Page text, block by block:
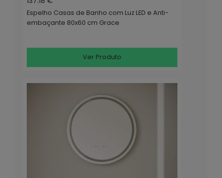
Espelho Casas de Banho com Luz LED e Anti-
embaçante 80x60 cm Grace
Ver Produto